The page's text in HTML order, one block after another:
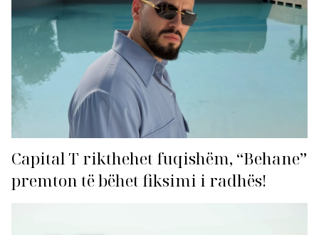
Capital T rikthehet fuqishëm, “Behane”
premton të bëhet fiksimi i radhës!